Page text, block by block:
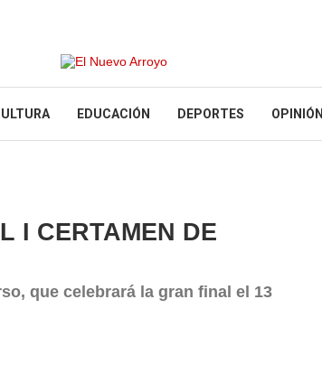
EDUCACIÓN DEPORTES OPINIÓN
I CERTAMEN DE
que celebrará la gran final el 13